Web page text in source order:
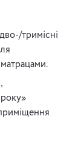
тримісні